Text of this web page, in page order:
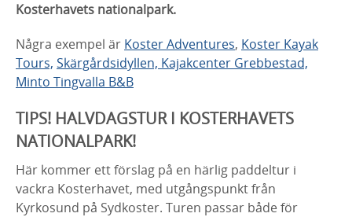
Kosterhavets nationalpark.
Några exempel är Koster Adventures, Koster Kayak
Tours, Skärgårdsidyllen, Kajakcenter Grebbestad,
Minto Tingvalla B&B
TIPS! HALVDAGSTUR I KOSTERHAVETS
NATIONALPARK!
Här kommer ett förslag på en härlig paddeltur i
vackra Kosterhavet, med utgångspunkt från
Kyrkosund på Sydkoster. Turen passar både för